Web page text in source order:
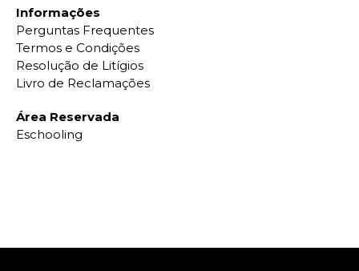
Informações
Perguntas Frequentes
Termos e Condições
Resolução de Litígios
Livro de Reclamações
Área Reservada
Eschooling